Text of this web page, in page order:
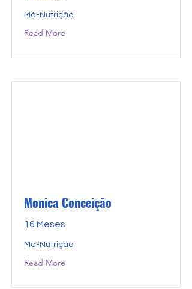
Má-Nutrição
Read More
Monica Conceição
16 Meses
Má-Nutrição
Read More